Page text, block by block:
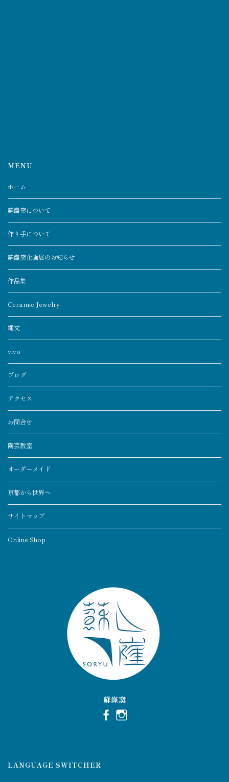
MENU
ホーム
蘇嶐窯について
作り手について
蘇嶐窯企画展のお知らせ
作品集
Ceramic Jewelry
縄文
vivo
ブログ
アクセス
お問合せ
陶芸教室
オーダーメイド
京都から世界へ
サイトマップ
Online Shop
蘇嶐窯
LANGUAGE SWITCHER